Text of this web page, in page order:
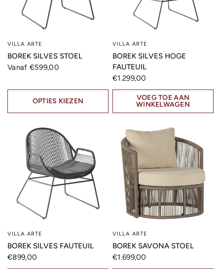
VILLA ARTE
BOREK SILVES STOEL
Vanaf €599,00
OPTIES KIEZEN
VILLA ARTE
BOREK SILVES HOGE
FAUTEUIL
€1.299,00
VOEG TOE AAN
WINKELWAGEN
VILLA ARTE
BOREK SILVES FAUTEUIL
€899,00
VILLA ARTE
BOREK SAVONA STOEL
€1.699,00